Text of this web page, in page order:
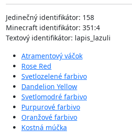
Jedinečný identifikátor: 158
Minecraft identifikátor: 351:4
Textový identifikátor: lapis_lazuli
Atramentový váčok
Rose Red
Svetlozelené farbivo
Dandelion Yellow
Svetlomodré farbivo
Purpurové farbivo
Oranžové farbivo
Kostná múčka